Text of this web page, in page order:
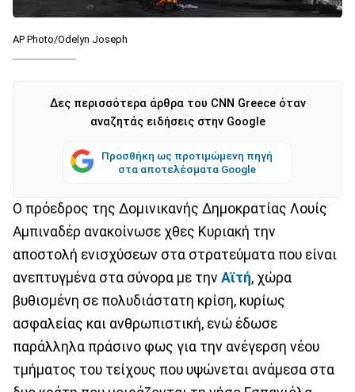
AP Photo/Odelyn Joseph
Δες περισσότερα άρθρα του CNN Greece όταν
αναζητάς ειδήσεις στην Google
Προσθήκη ως προτιμώμενη πηγή
στα αποτελέσματα Google
Ο πρόεδρος της Δομινικανής Δημοκρατίας Λουίς
Αμπιναδέρ ανακοίνωσε χθες Κυριακή την
αποστολή ενισχύσεων στα στρατεύματα που είναι
ανεπτυγμένα στα σύνορα με την Αϊτή, χώρα
βυθισμένη σε πολυδιάστατη κρίση, κυρίως
ασφαλείας και ανθρωπιστική, ενώ έδωσε
παράλληλα πράσινο φως για την ανέγερση νέου
τμήματος του τείχους που υψώνεται ανάμεσα στα